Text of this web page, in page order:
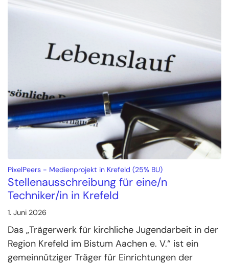
PixelPeers - Medienprojekt in Krefeld (25% BU):
Stellenausschreibung für eine/n
Techniker/in in Krefeld
1. Juni 2026
Das „Trägerwerk für kirchliche Jugendarbeit in der
Region Krefeld im Bistum Aachen e. V.“ ist ein
gemeinnütziger Träger für Einrichtungen der